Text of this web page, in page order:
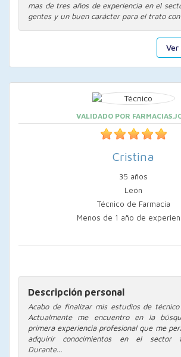
mas de tres años de experiencia en el
gentes y un buen carácter para el trato con
VALIDADO POR
Cristina
35 años
León
Técnico de Farmacia
Menos de 1 año de
Descripción personal
Acabo de finalizar mis estudios de
Actualmente me encuentro en la
primera experiencia profesional que me
adquirir conocimientos en el sector
Durante...